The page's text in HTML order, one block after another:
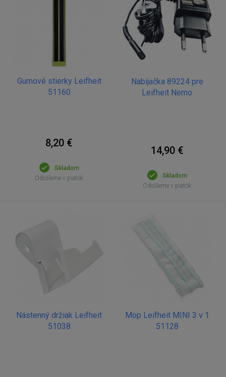
Gumové stierky Leifheit
51160
8,20 €
Skladom
Odošleme v piatok
Nabíjačka 89224 pre
Leifheit Nemo
14,90 €
Skladom
Odošleme v piatok
Nástenný držiak Leifheit
51038
Mop Leifheit MINI 3 v 1
51128